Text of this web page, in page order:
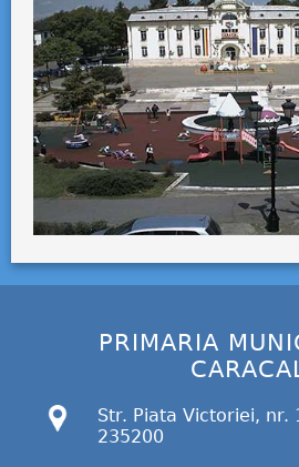
PRIMARIA
Str. Piata Victoriei, nr.
235200